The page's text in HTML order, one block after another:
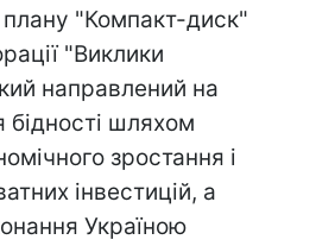
"Компакт-диск"
"Виклики
направлений на
бідності шляхом
зростання і
інвестицій, а
Україною